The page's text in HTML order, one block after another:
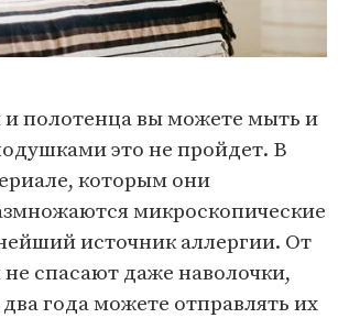
и полотенца вы можете мыть и
это не пройдет. В
которым они
микроскопические
источник аллергии. От
не спасают даже наволочки,
года можете отправлять их